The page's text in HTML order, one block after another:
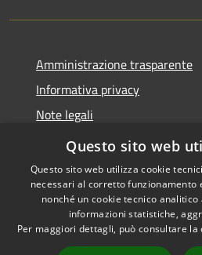
Amministrazione trasparente
Informativa privacy
Note legali
Dichiarazione di accessibilità
Accessibilità
Questo sito web
Questo sito web utilizza cookie
necessari al corretto funzionamento
nonché un cookie tecnico
informazioni statistiche,
Per maggiori dettagli, può consultare la